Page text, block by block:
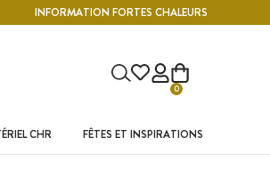
INFORMATION FORTES CHALEURS
0
CHR FÊTES ET INSPIRATIONS